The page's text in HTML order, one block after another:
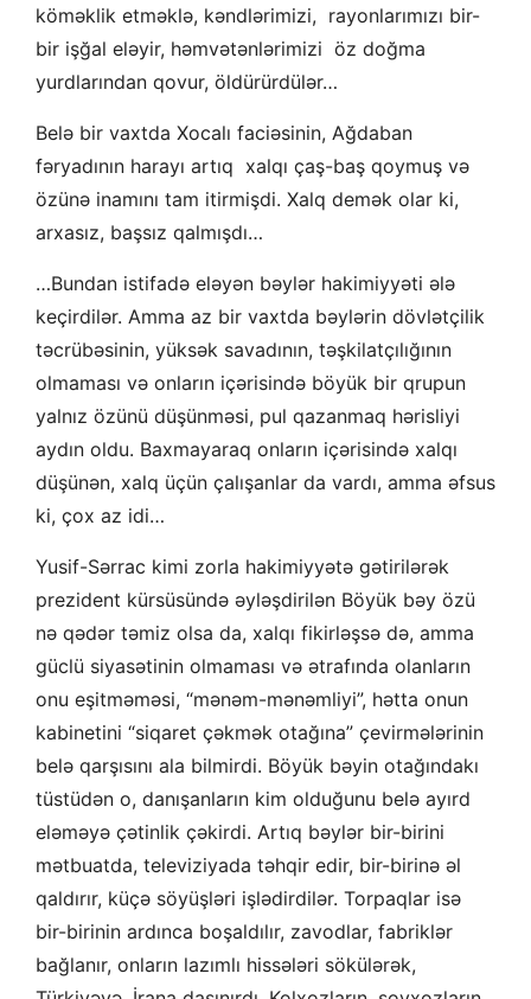
köməklik etməklə, kəndlərimizi, rayonlarımızı bir-
bir işğal eləyir, həmvətənlərimizi öz doğma
yurdlarından qovur, öldürürdülər…
Belə bir vaxtda Xocalı faciəsinin, Ağdaban
fəryadının harayı artıq xalqı çaş-baş qoymuş və
özünə inamını tam itirmişdi. Xalq demək olar ki,
arxasız, başsız qalmışdı…
…Bundan istifadə eləyən bəylər hakimiyyəti ələ
keçirdilər. Amma az bir vaxtda bəylərin dövlətçilik
təcrübəsinin, yüksək savadının, təşkilatçılığının
olmaması və onların içərisində böyük bir qrupun
yalnız özünü düşünməsi, pul qazanmaq hərisliyi
aydın oldu. Baxmayaraq onların içərisində xalqı
düşünən, xalq üçün çalışanlar da vardı, amma əfsus
ki, çox az idi…
Yusif-Sərrac kimi zorla hakimiyyətə gətirilərək
prezident kürsüsündə əyləşdirilən Böyük bəy özü
nə qədər təmiz olsa da, xalqı fikirləşsə də, amma
güclü siyasətinin olmaması və ətrafında olanların
onu eşitməməsi, “mənəm-mənəmliyi”, hətta onun
kabinetini “siqaret çəkmək otağına” çevirmələrinin
belə qarşısını ala bilmirdi. Böyük bəyin otağındakı
tüstüdən o, danışanların kim olduğunu belə ayırd
eləməyə çətinlik çəkirdi. Artıq bəylər bir-birini
mətbuatda, televiziyada təhqir edir, bir-birinə əl
qaldırır, küçə söyüşləri işlədirdilər. Torpaqlar isə
bir-birinin ardınca boşaldılır, zavodlar, fabriklər
bağlanır, onların lazımlı hissələri sökülərək,